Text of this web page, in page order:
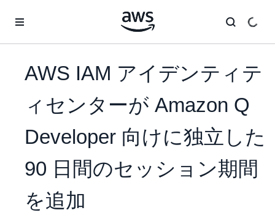
AWS IAM アイデンティテ
ィセンターが Amazon Q
Developer 向けに独立した
90 日間のセッション期間
を追加